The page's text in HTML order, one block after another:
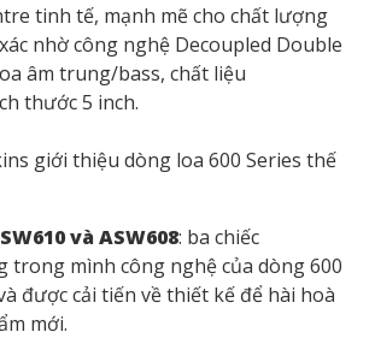
tinh tế, mạnh mẽ cho chất lượng
nhờ công nghệ Decoupled Double
âm trung/bass, chất liệu
thước 5 inch.
và ASW608: ba chiếc
trong mình công nghệ của dòng 600
được cải tiến về thiết kế để hài hoà
mới.